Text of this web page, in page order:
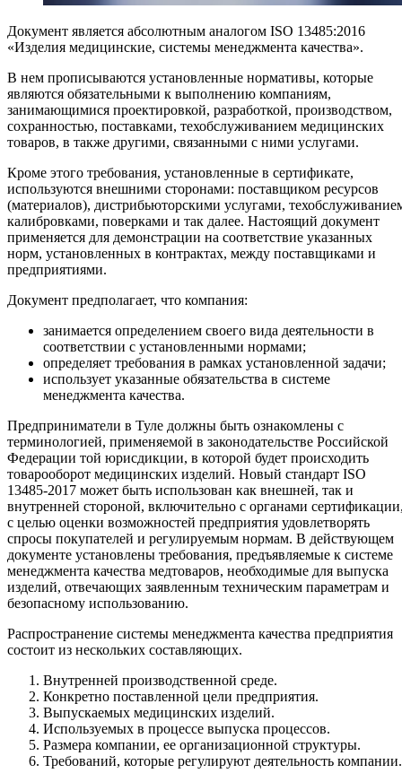
Документ является абсолютным аналогом ISO 13485:2016
«Изделия медицинские, системы менеджмента качества».
В нем прописываются установленные нормативы, которые
являются обязательными к выполнению компаниям,
занимающимися проектировкой, разработкой, производством,
сохранностью, поставками, техобслуживанием медицинских
товаров, в также другими, связанными с ними услугами.
Кроме этого требования, установленные в сертификате,
используются внешними сторонами: поставщиком ресурсов
(материалов), дистрибьюторскими услугами,
калибровками, поверками и так далее. Настоящий документ
применяется для демонстрации на соответствие указанных
норм, установленных в контрактах, между поставщиками и
предприятиями.
Документ предполагает, что компания:
занимается определением своего вида деятельности в
соответствии с установленными нормами;
определяет требования в рамках установленной задачи;
использует указанные обязательства в системе
менеджмента качества.
Предприниматели в Туле должны быть ознакомлены с
терминологией, применяемой в законодательстве Российской
Федерации той юрисдикции, в которой будет происходить
товарооборот медицинских изделий. Новый стандарт ISO
13485-2017 может быть использован как внешней, так и
внутренней стороной, включительно с органами
с целью оценки возможностей предприятия удовлетворять
спросы покупателей и регулируемым нормам. В действующем
документе установлены требования, предъявляемые к системе
менеджмента качества медтоваров, необходимые для выпуска
изделий, отвечающих заявленным техническим параметрам и
безопасному использованию.
Распространение системы менеджмента качества предприятия
состоит из нескольких составляющих.
Внутренней производственной среде.
Конкретно поставленной цели предприятия.
Выпускаемых медицинских изделий.
Используемых в процессе выпуска процессов.
Размера компании, ее организационной структуры.
Требований, которые регулируют деятельность компании.